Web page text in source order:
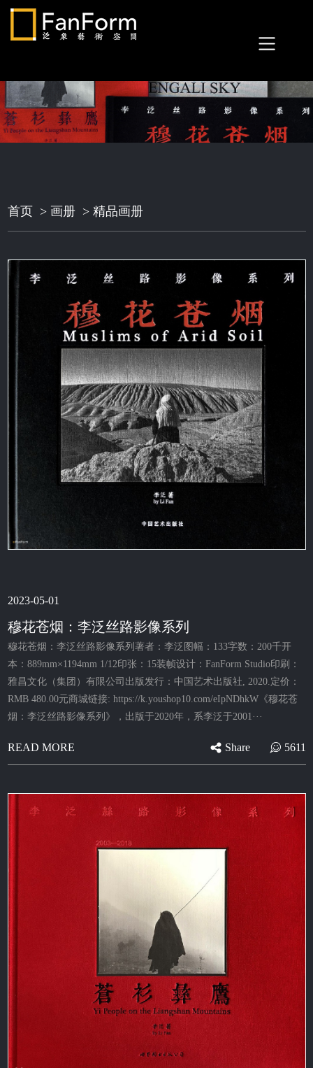
首页> 画册> 精品画册
2023-05-01
穆花苍烟：李泛丝路影像系列
穆花苍烟：李泛丝路影像系列著者：李泛图幅：133字数：200千开
本：889mm×1194mm 1/12印张：15装帧设计：FanForm Studio印刷：
雅昌文化（集团）有限公司出版发行：中国艺术出版社, 2020.定价：
RMB 480.00元商城链接: https://k.youshop10.com/eIpNDhkW《穆花苍
烟：李泛丝路影像系列》，出版于2020年，系李泛于2001···
READ MORE Share 5611